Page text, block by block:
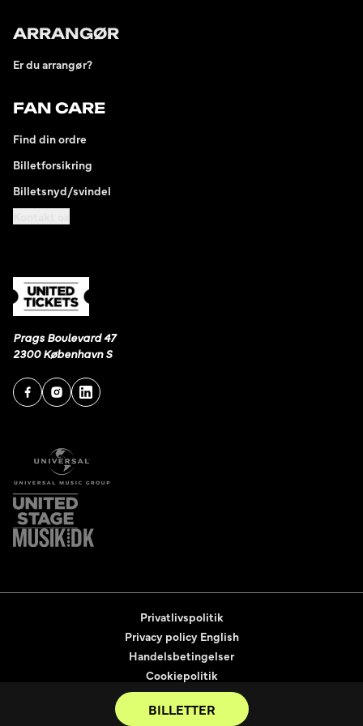
BILLETTER
Prags Boulevard 47
2300 København S
ARRANGØR
Er du arrangør?
FAN CARE
Find din ordre
Billetforsikring
Billetsnyd/svindel
Privatlivspolitik
Privacy policy English
Handelsbetingelser
Cookiepolitik
Tilgængelighedserklæring
2026 © United Tickets